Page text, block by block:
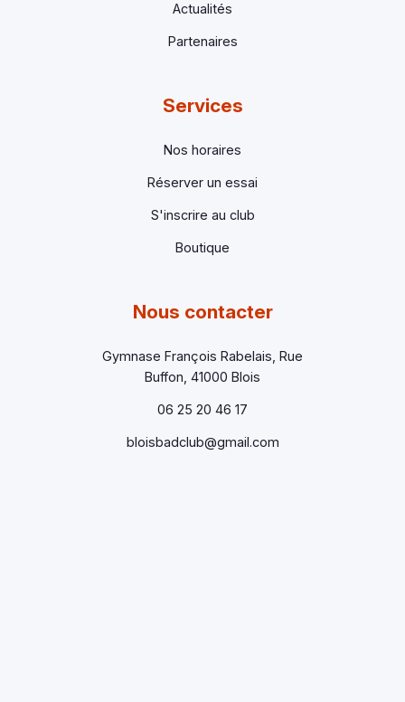
Actualités
Partenaires
Services
Nos horaires
Réserver un essai
S'inscrire au club
Boutique
Nous contacter
Gymnase François Rabelais, Rue
Buffon, 41000 Blois
06 25 20 46 17
bloisbadclub@gmail.com